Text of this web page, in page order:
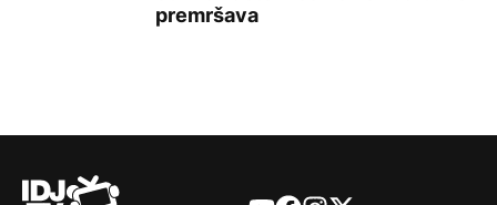
premršava